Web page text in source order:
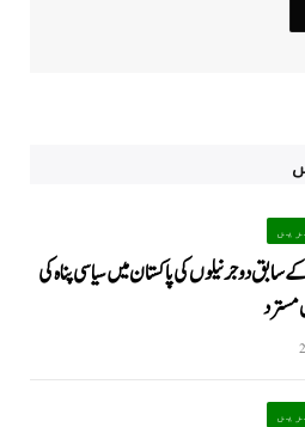
سابق دو جرنیلوں کی پاکستان میں سیاسی پناہ کی
مسترد